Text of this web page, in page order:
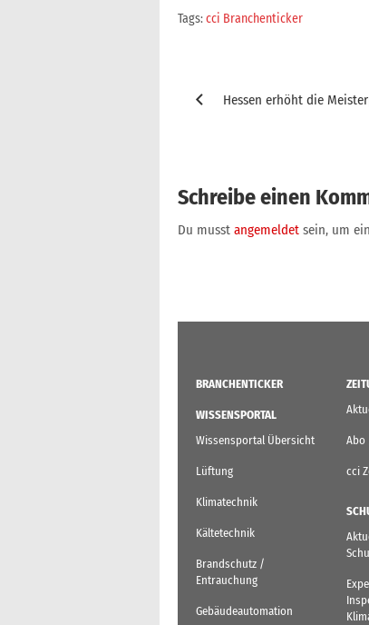
Tags:cci Branchenticker
Hessen erhöht die
Schreibe einen
Du musst angemeldet sein, um
BRANCHENTICKER
WISSENSPORTAL
Wissensportal Übersicht
Lüftung
Klimatechnik
Kältetechnik
Brandschutz /
Entrauchung
Gebäudeautomation
Abo
cci